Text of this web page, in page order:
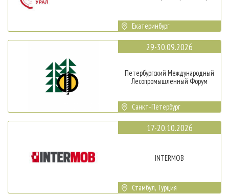
Екатеринбург
29-30.09.2026
Петербургский Международный
Лесопромышленный Форум
Санкт-Петербург
17-20.10.2026
INTERMOB
Стамбул, Турция